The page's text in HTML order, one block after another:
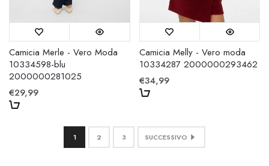
Camicia Merle - Vero Moda
10334598-blu
2000000281025
€29,99
Camicia Melly - Vero moda
10334287 2000000293462
€34,99
1 2 3 SUCCESSIVO